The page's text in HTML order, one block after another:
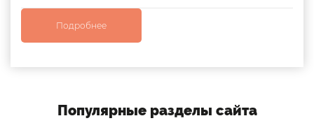
Подробнее
Популярные разделы сайта